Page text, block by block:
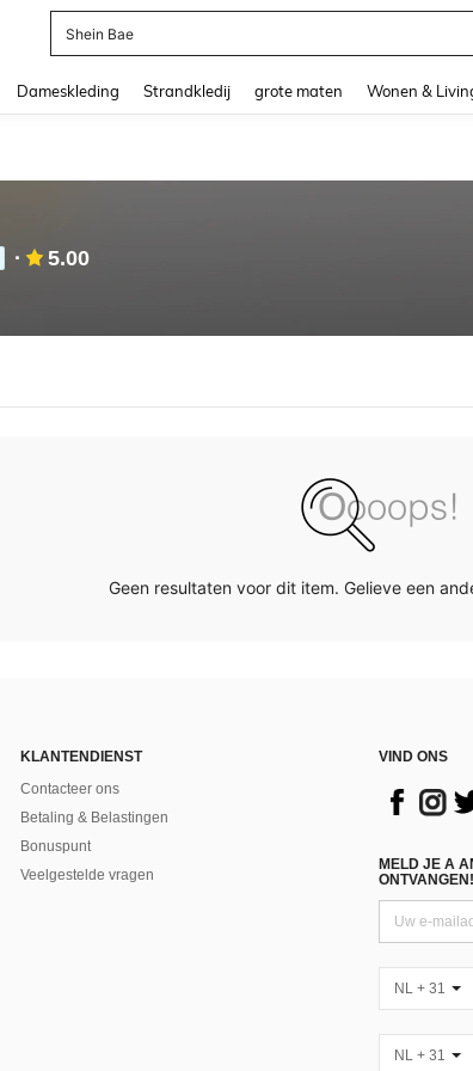
Shein Bae
Dameskleding Strandkledij grote maten Wonen &
5.00
Geen resultaten voor dit item. Gelieve een
KLANTENDIENST
Contacteer ons
Betaling & Belastingen
Bonuspunt
Veelgestelde vragen
VIND ONS
MELD JE A
NL + 31
NL + 31